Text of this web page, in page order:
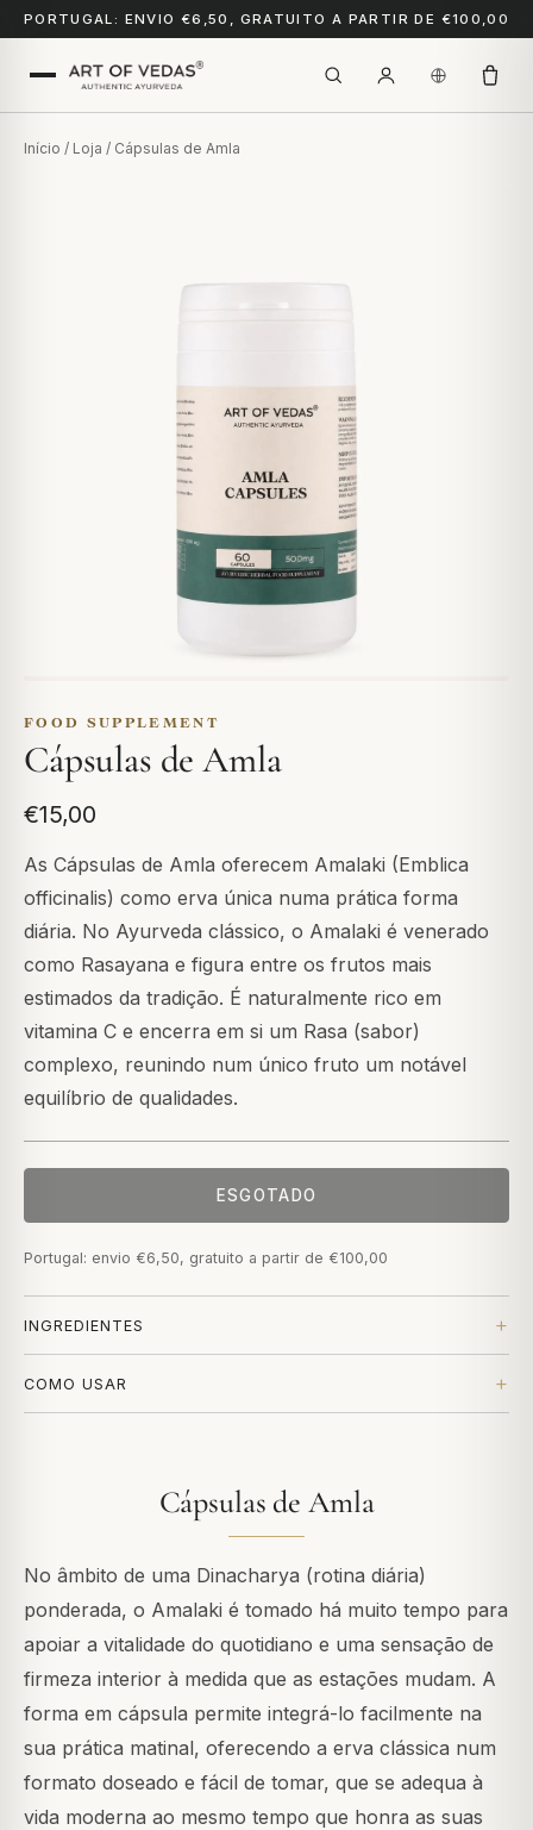
PORTUGAL: ENVIO €6,50, GRATUITO A PARTIR DE €100,00
Início / Loja / Cápsulas de Amla
FOOD SUPPLEMENT
Cápsulas de Amla
€15,00
As Cápsulas de Amla oferecem Amalaki (Emblica
officinalis) como erva única numa prática forma
diária. No Ayurveda clássico, o Amalaki é venerado
como Rasayana e figura entre os frutos mais
estimados da tradição. É naturalmente rico em
vitamina C e encerra em si um Rasa (sabor)
complexo, reunindo num único fruto um notável
equilíbrio de qualidades.
ESGOTADO
Portugal: envio €6,50, gratuito a partir de €100,00
INGREDIENTES
COMO USAR
Cápsulas de Amla
No âmbito de uma Dinacharya (rotina diária)
ponderada, o Amalaki é tomado há muito tempo para
apoiar a vitalidade do quotidiano e uma sensação de
firmeza interior à medida que as estações mudam. A
forma em cápsula permite integrá-lo facilmente na
sua prática matinal, oferecendo a erva clássica num
formato doseado e fácil de tomar, que se adequa à
vida moderna ao mesmo tempo que honra as suas